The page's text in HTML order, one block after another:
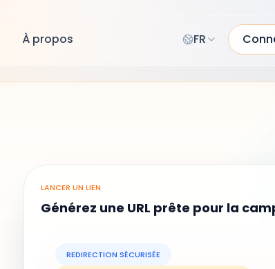
À propos FR
LANCER UN LIEN
Générez une URL prête pour la
REDIRECTION SÉCURISÉE